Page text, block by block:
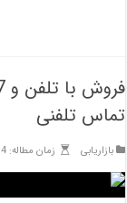
تماس تلفنی
بازاریابی زمان مطاله: 4 دقیقه